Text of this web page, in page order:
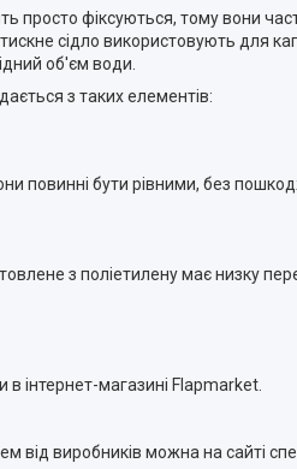
просто фіксуються, тому вони
сідло використовують для
об'єм води.
з таких елементів:
повинні бути рівними, без
з поліетилену має низку
в інтернет-магазині Flapmarket.
від виробників можна на сайті